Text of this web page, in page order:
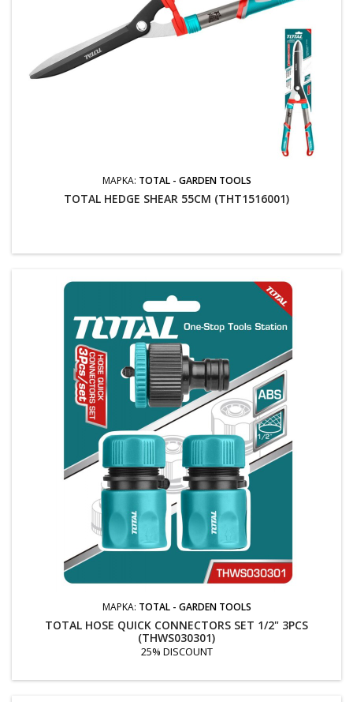
ΜΆΡΚΑ: TOTAL - GARDEN TOOLS
TOTAL HEDGE SHEAR 55CM (THT1516001)
ΜΆΡΚΑ: TOTAL - GARDEN TOOLS
TOTAL HOSE QUICK CONNECTORS SET 1/2" 3PCS
(THWS030301)
25% DISCOUNT